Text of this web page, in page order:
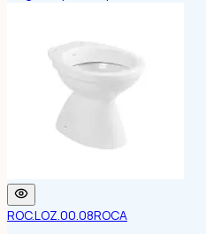
ROC.LOZ.00.08ROCA